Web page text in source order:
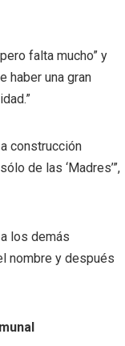
falta mucho” y
haber una gran
construcción
de las ‘Madres’”,
los demás
nombre y después